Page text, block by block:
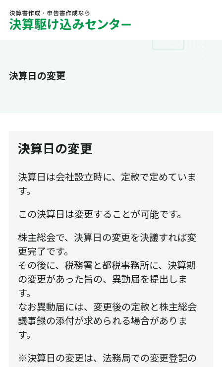
決算日の変更
決算日の変更
決算日は会社設立時に、定款で定めていま
す。
この決算日は変更することが可能です。
株主総会で、決算日の変更を決議すれば変
更完了です。
その後に、税務署と都税事務所に、決算期
の変更があった旨の、異動届を提出しま
す。
なお異動届には、変更後の定款と株主総会
議事録の添付が求められる場合がありま
す。
※決算日の変更は、法務局での変更登記の